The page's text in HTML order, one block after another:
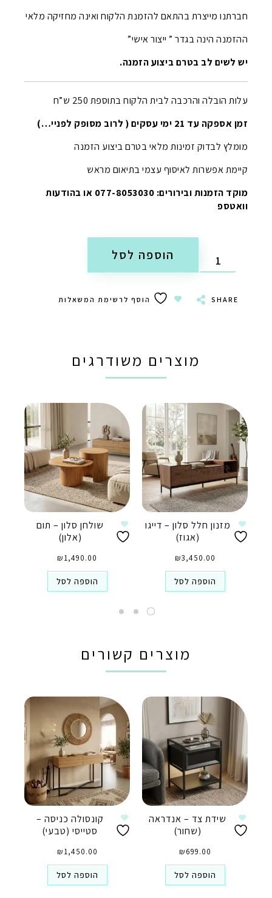
חברתנו מייצרת בהתאם להזמנת הלקוח ואינה מחזיקה מלאי
ההזמנה הינה בגדר ” ייצור אישי”
יש לשים לב בטרם ביצוע הזמנה.
עלות הובלה והרכבה לבית הלקוח בתוספת 250 ש”ח
זמן אספקה עד 21 ימי עסקים ( לרוב מסופק לפניי…)
מומלץ לבדוק זמינות מלאי בטרם ביצוע הזמנה
קיימת אפשרות לאיסוף עצמי בתיאום מראש
מוקד הזמנות ובירורים: 077-8053030 או בהודעות
וואטספ
הוספה לסל
SHARE הוסף לרשימת המשאלות
מוצרים משודרגים
מזנון חלל סלון – דייגו
(אגוז)
₪3,450.00
הוספה לסל
שולחן סלון – תום
(אלון)
₪1,490.00
הוספה לסל
מוצרים קשורים
שידת צד – אנדראה
(שחור)
₪699.00
הוספה לסל
קונסולה כניסה –
סטייסי (טבעי)
₪1,450.00
הוספה לסל